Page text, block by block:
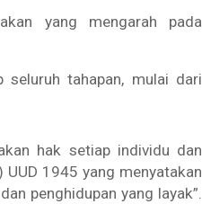
yang mengarah pada
seluruh tahapan, mulai dari
hak setiap individu dan
1945 yang menyatakan
penghidupan yang layak”.